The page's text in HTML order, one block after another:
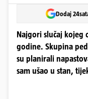
Dodaj
Najgori slučaj kojeg
godine. Skupina
su planirali
sam ušao u stan,